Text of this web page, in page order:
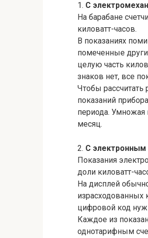
1. С
На барабане
киловатт-часов.
В показаниях
помеченные
целую часть
знаков нет, все
Чтобы рассчитать
показаний
периода. Умножая
месяц.
2. С электронным
Показания
доли киловатт-
На дисплей
израсходованных
цифровой код
Каждое из
однотарифным